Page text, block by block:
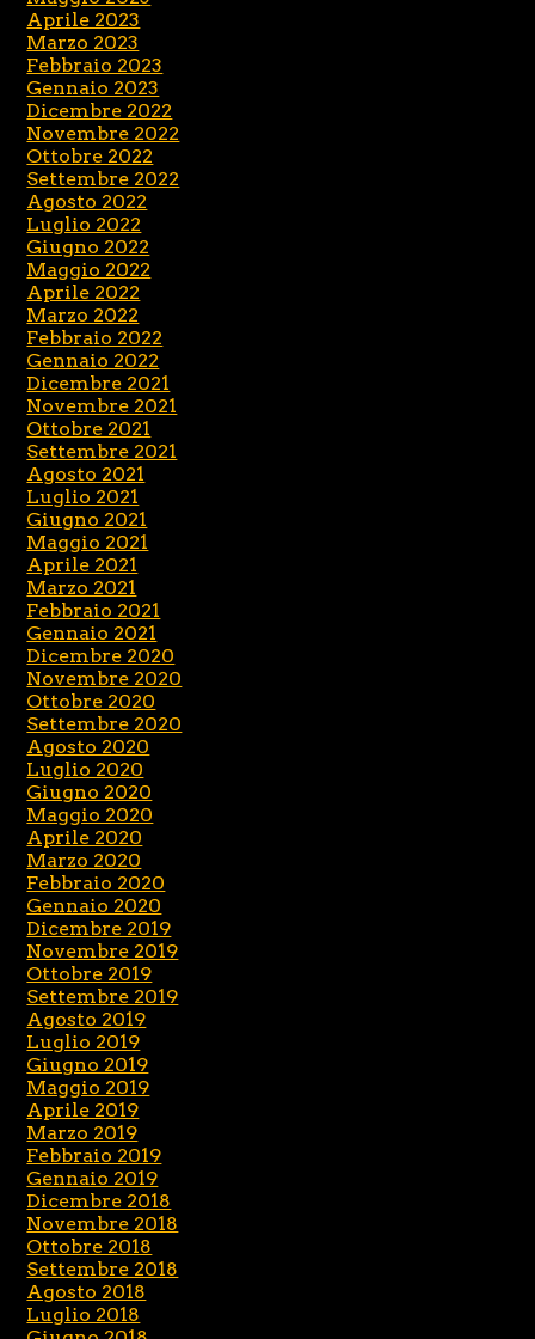
Aprile 2023
Marzo 2023
Febbraio 2023
Gennaio 2023
Dicembre 2022
Novembre 2022
Ottobre 2022
Settembre 2022
Agosto 2022
Luglio 2022
Giugno 2022
Maggio 2022
Aprile 2022
Marzo 2022
Febbraio 2022
Gennaio 2022
Dicembre 2021
Novembre 2021
Ottobre 2021
Settembre 2021
Agosto 2021
Luglio 2021
Giugno 2021
Maggio 2021
Aprile 2021
Marzo 2021
Febbraio 2021
Gennaio 2021
Dicembre 2020
Novembre 2020
Ottobre 2020
Settembre 2020
Agosto 2020
Luglio 2020
Giugno 2020
Maggio 2020
Aprile 2020
Marzo 2020
Febbraio 2020
Gennaio 2020
Dicembre 2019
Novembre 2019
Ottobre 2019
Settembre 2019
Agosto 2019
Luglio 2019
Giugno 2019
Maggio 2019
Aprile 2019
Marzo 2019
Febbraio 2019
Gennaio 2019
Dicembre 2018
Novembre 2018
Ottobre 2018
Settembre 2018
Agosto 2018
Luglio 2018